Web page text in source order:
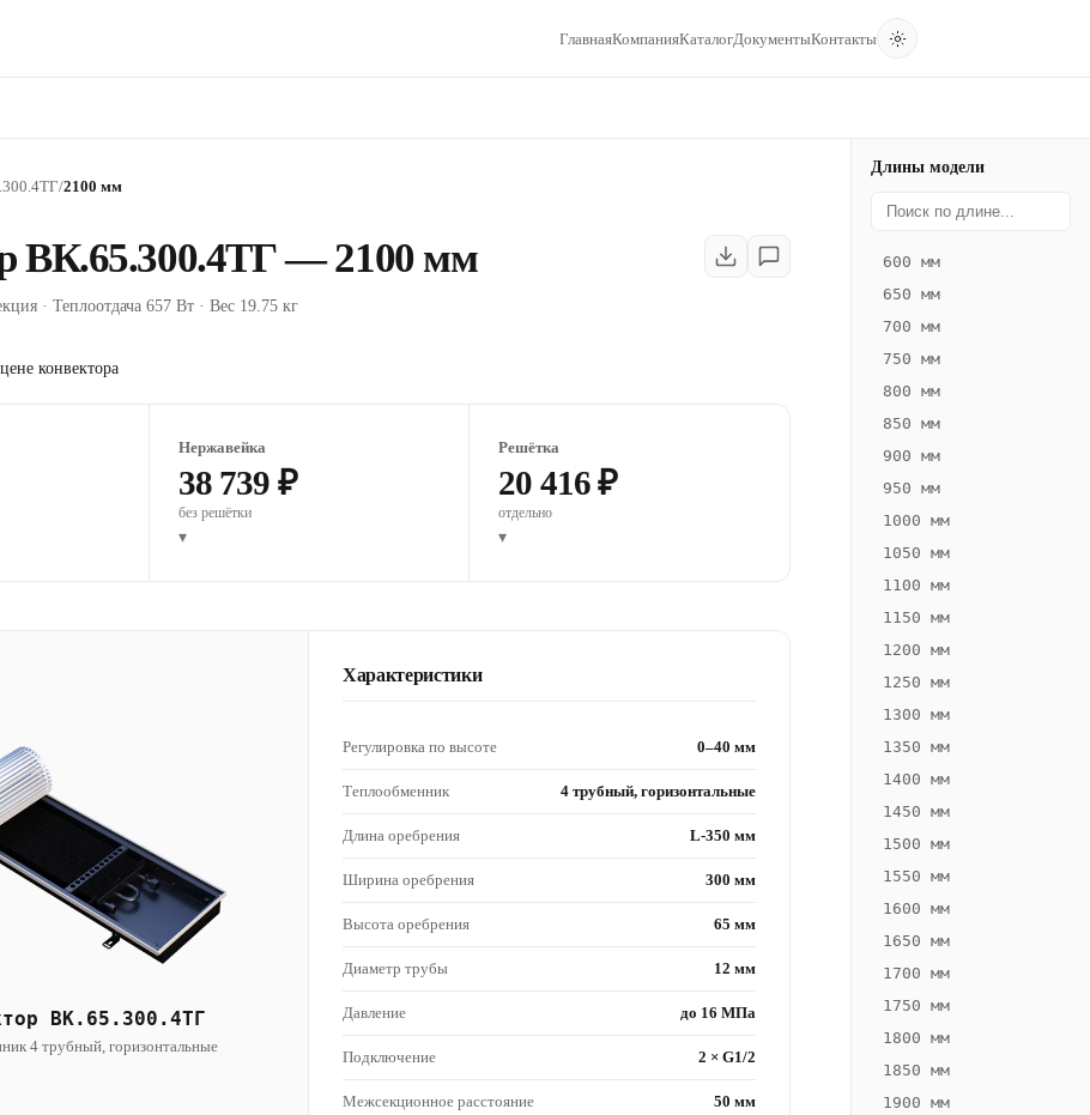
ГлавнаяКомпанияКаталогДокументыКонтакты
/2100 мм
ВК.65.300.4ТГ — 2100 мм
· Теплоотдача 657 Вт · Вес 19.75 кг
конвектора
Нержавейка
38 739 ₽
без решётки
▾
Решётка
20 416 ₽
отдельно
▾
ВК.65.300.4ТГ
4 трубный, горизонтальные
Характеристики
Регулировка по высоте 0–40 мм
Теплообменник 4 трубный, горизонтальные
Длина оребрения L-350 мм
Ширина оребрения 300 мм
Высота оребрения 65 мм
Диаметр трубы 12 мм
Давление до 16 МПа
Подключение 2 × G1/2
Межсекционное расстояние 50 мм
Длины модели
600 мм
650 мм
700 мм
750 мм
800 мм
850 мм
900 мм
950 мм
1000 мм
1050 мм
1100 мм
1150 мм
1200 мм
1250 мм
1300 мм
1350 мм
1400 мм
1450 мм
1500 мм
1550 мм
1600 мм
1650 мм
1700 мм
1750 мм
1800 мм
1850 мм
1900 мм